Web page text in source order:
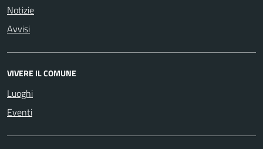
Notizie
Avvisi
VIVERE IL COMUNE
Luoghi
Eventi